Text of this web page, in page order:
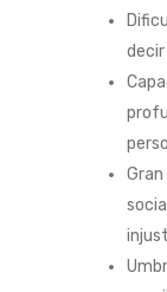
decir